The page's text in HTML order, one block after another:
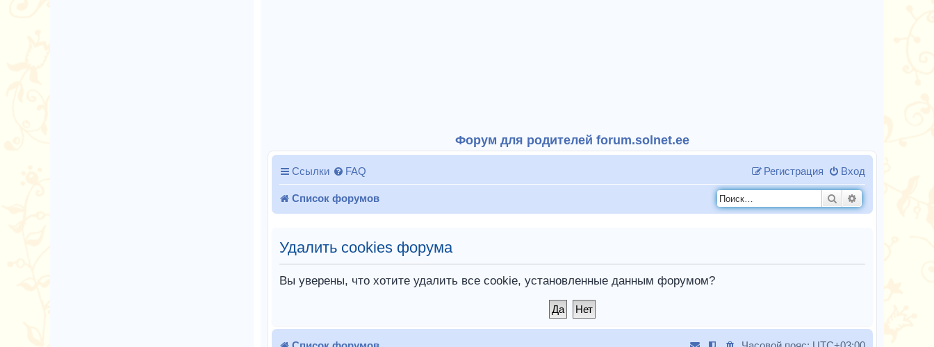
Форум для родителей forum.solnet.ee
Ссылки FAQ Вход
Регистрация
Список форумов Поиск
Удалить cookies форума
Вы уверены, что хотите удалить все cookie, установленные данным форумом?